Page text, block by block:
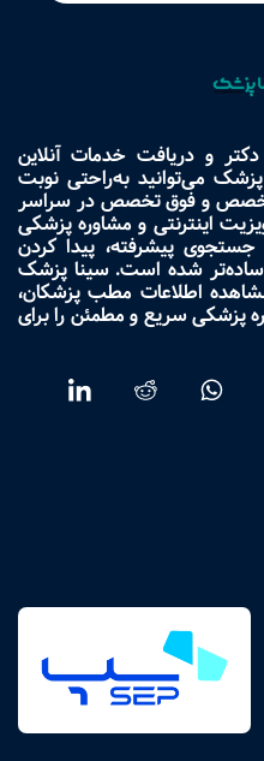
و دریافت خدمات آنلاین
می‌توانید به‌راحتی نوبت
و فوق تخصص در سراسر
اینترنتی و مشاوره پزشکی
جستجوی پیشرفته، پیدا کردن
ساده‌تر شده است. سینا پزشک
اطلاعات مطب پزشکان،
سریع و مطمئن را برای